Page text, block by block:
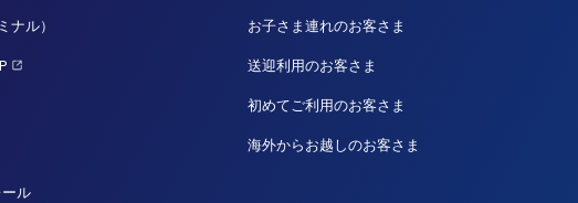
ナル）
ル
お子さま連れのお客さま
送迎利用のお客さま
初めてご利用のお客さま
海外からお越しのお客さま